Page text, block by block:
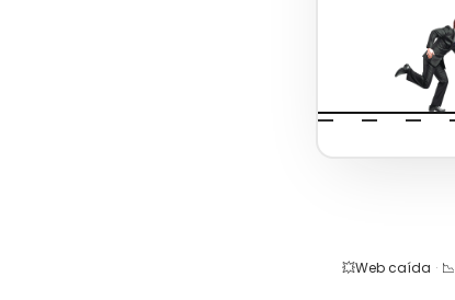
💥Web caída · 📉